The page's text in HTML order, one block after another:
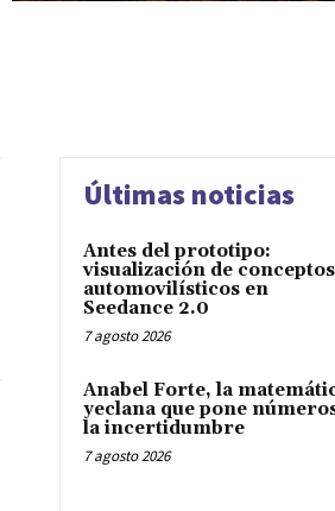
Últimas noticias
Antes del prototipo:
visualización de conceptos
automovilísticos en
Seedance 2.0
7 agosto 2026
Anabel Forte, la
yeclana que pone
la incertidumbre
7 agosto 2026